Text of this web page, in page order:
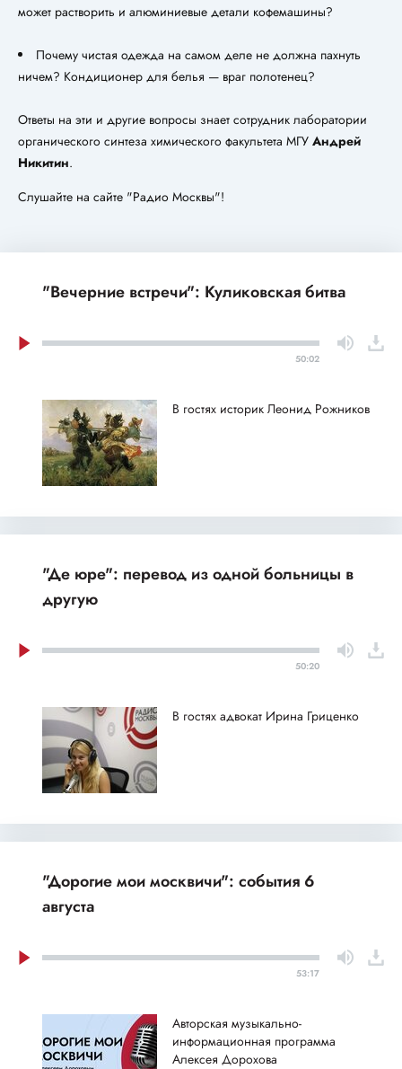
может растворить и алюминиевые детали кофемашины?
Почему чистая одежда на самом деле не должна пахнуть
ничем? Кондиционер для белья — враг полотенец?
Ответы на эти и другие вопросы знает сотрудник лаборатории
органического синтеза химического факультета МГУ Андрей
Никитин.
Слушайте на сайте "Радио Москвы"!
"Вечерние встречи": Куликовская битва
50:02
В гостях историк Леонид Рожников
"Де юре": перевод из одной больницы в
другую
50:20
В гостях адвокат Ирина Гриценко
"Дорогие мои москвичи": события 6
августа
53:17
Авторская музыкально-
информационная программа
Алексея Дорохова